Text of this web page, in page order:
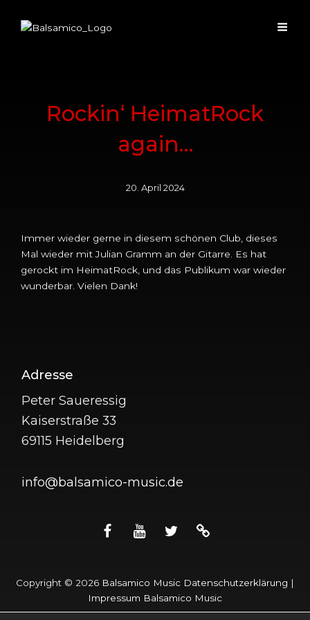
Rockin‘ HeimatRock
again…
20. April 2024
Immer wieder gerne in diesem schönen Club, dieses
Mal wieder mit Julian Gramm an der Gitarre. Es hat
gerockt im HeimatRock, und das Publikum war wieder
wunderbar. Vielen Dank!
Adresse
Peter Saueressig
Kaiserstraße 33
69115 Heidelberg
info@balsamico-music.de
facebookyoutubetwitterapple
Copyright © 2026 Balsamico Music Datenschutzerklärung |
Impressum Balsamico Music